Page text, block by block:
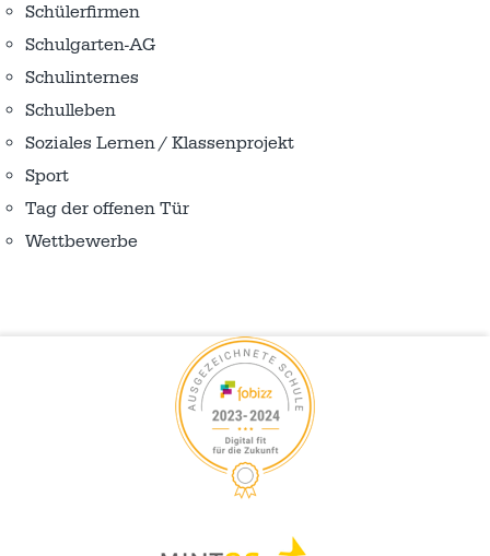
Schülerfirmen
Schulgarten-AG
Schulinternes
Schulleben
Soziales Lernen / Klassenprojekt
Sport
Tag der offenen Tür
Wettbewerbe